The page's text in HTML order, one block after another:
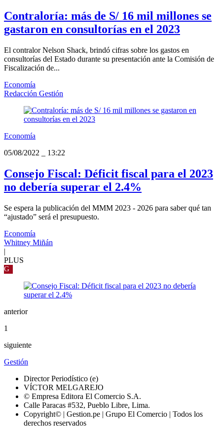
Contraloría: más de S/ 16 mil millones se
gastaron en consultorías en el 2023
El contralor Nelson Shack, brindó cifras sobre los gastos en
consultorías del Estado durante su presentación ante la Comisión de
Fiscalización de...
Economía
Redacción Gestión
Economía
05/08/2022
13:22
Consejo Fiscal: Déficit fiscal para el 2023
no debería superar el 2.4%
Se espera la publicación del MMM 2023 - 2026 para saber qué tan
“ajustado” será el presupuesto.
Economía
Whitney Miñán
|
PLUS
G
anterior
1
siguiente
Gestión
Director Periodístico (e)
VÍCTOR MELGAREJO
© Empresa Editora El Comercio S.A.
Calle Paracas #532, Pueblo Libre, Lima.
Copyright© | Gestion.pe | Grupo El Comercio | Todos los
derechos reservados